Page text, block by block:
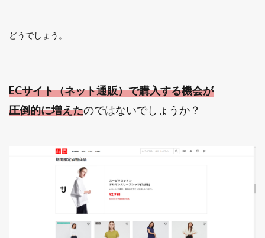
どうでしょう。
ECサイト（ネット通販）で購入する機会が
圧倒的に増えたのではないでしょうか？